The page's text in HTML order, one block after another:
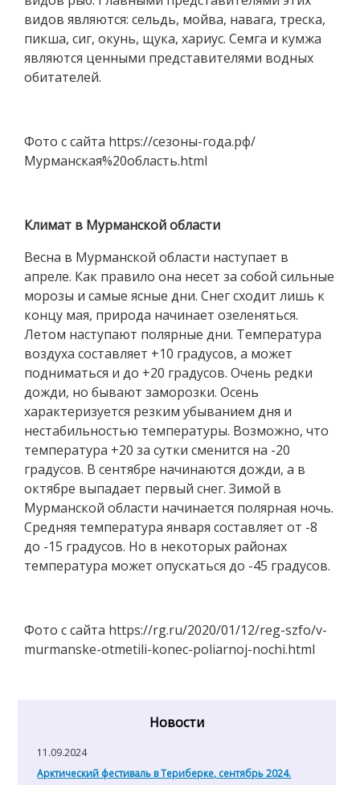
видов являются: сельдь, мойва, навага, треска,
пикша, сиг, окунь, щука, хариус. Семга и кумжа
являются ценными представителями водных
обитателей.
Фото с сайта https://сезоны-года.рф/
Мурманская%20область.html
Климат в Мурманской области
Весна в Мурманской области наступает в
апреле. Как правило она несет за собой сильные
морозы и самые ясные дни. Снег сходит лишь к
концу мая, природа начинает озеленяться.
Летом наступают полярные дни. Температура
воздуха составляет +10 градусов, а может
подниматься и до +20 градусов. Очень редки
дожди, но бывают заморозки. Осень
характеризуется резким убыванием дня и
нестабильностью температуры. Возможно, что
температура +20 за сутки сменится на -20
градусов. В сентябре начинаются дожди, а в
октябре выпадает первый снег. Зимой в
Мурманской области начинается полярная ночь.
Средняя температура января составляет от -8
до -15 градусов. Но в некоторых районах
температура может опускаться до -45 градусов.
Фото с сайта https://rg.ru/2020/01/12/reg-szfo/v-
murmanske-otmetili-konec-poliarnoj-nochi.html
Новости
11.09.2024
Арктический фестиваль в Териберке, сентябрь 2024.